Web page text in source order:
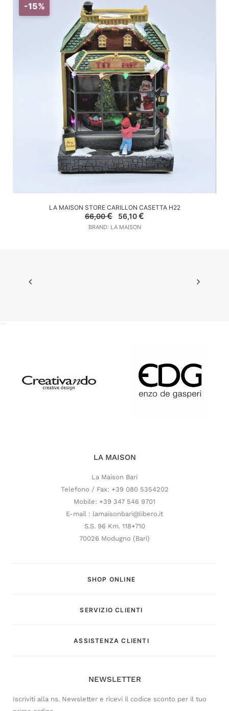
-15%
AGGIUNGI AL CARRELLO
LA MAISON STORE CARILLON CASETTA H22
66,00€
Il
prezzo
originale
56,10€Il
BRAND: LA MAISON
LA MAISON
La Maison Bari
Telefono / Fax: +39 080 5354202
Mobile: +39 347 546 9701
E-mail : lamaisonbari@libero.it
S.S. 96 Km. 118+710
70026 Modugno (Bari)
SHOP ONLINE
SERVIZIO CLIENTI
ASSISTENZA CLIENTI
NEWSLETTER
Iscriviti alla ns. Newsletter e ricevi il codice sconto per il tuo
Customer Service